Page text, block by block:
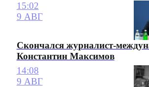
15:02
9 АВГ
Скончался журналист-
Константин Максимов
14:08
9 АВГ